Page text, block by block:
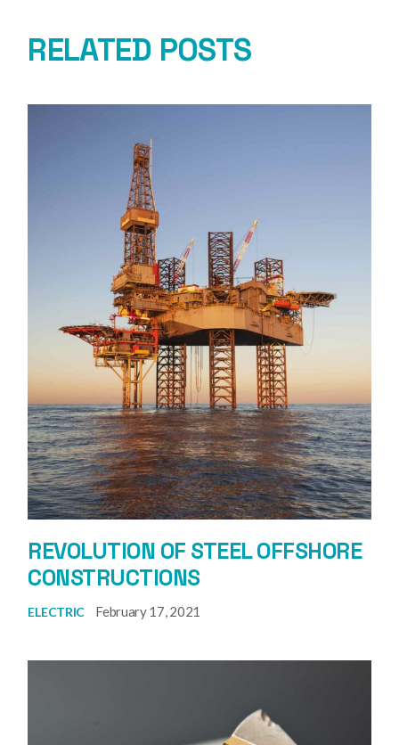
RELATED POSTS
REVOLUTION OF STEEL OFFSHORE
CONSTRUCTIONS
ELECTRIC February 17, 2021